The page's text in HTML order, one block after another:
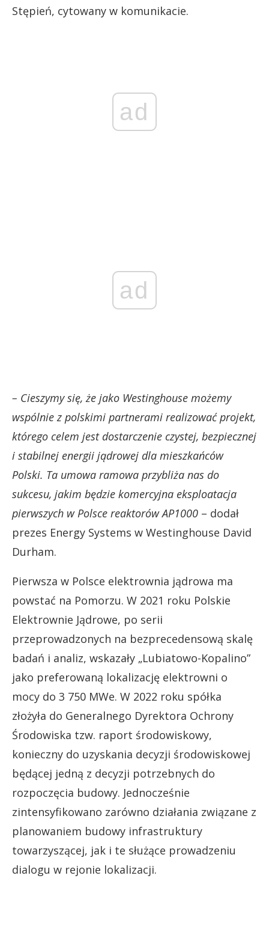
Stępień, cytowany w komunikacie.
ad
ad
– Cieszymy się, że jako Westinghouse możemy
wspólnie z polskimi partnerami realizować projekt,
którego celem jest dostarczenie czystej, bezpiecznej
i stabilnej energii jądrowej dla mieszkańców
Polski. Ta umowa ramowa przybliża nas do
sukcesu, jakim będzie komercyjna eksploatacja
pierwszych w Polsce reaktorów AP1000 – dodał
prezes Energy Systems w Westinghouse David
Durham.
Pierwsza w Polsce elektrownia jądrowa ma
powstać na Pomorzu. W 2021 roku Polskie
Elektrownie Jądrowe, po serii
przeprowadzonych na bezprecedensową skalę
badań i analiz, wskazały „Lubiatowo-Kopalino”
jako preferowaną lokalizację elektrowni o
mocy do 3 750 MWe. W 2022 roku spółka
złożyła do Generalnego Dyrektora Ochrony
Środowiska tzw. raport środowiskowy,
konieczny do uzyskania decyzji środowiskowej
będącej jedną z decyzji potrzebnych do
rozpoczęcia budowy. Jednocześnie
zintensyfikowano zarówno działania związane z
planowaniem budowy infrastruktury
towarzyszącej, jak i te służące prowadzeniu
dialogu w rejonie lokalizacji.